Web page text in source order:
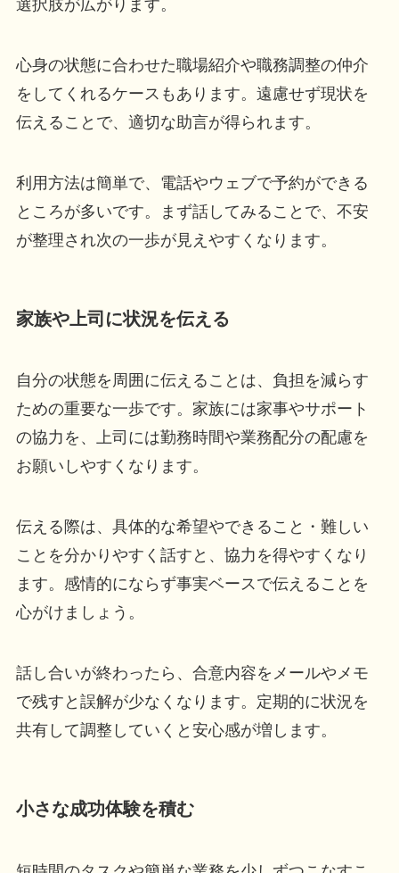
選択肢が広がります。
心身の状態に合わせた職場紹介や職務調整の仲介
をしてくれるケースもあります。遠慮せず現状を
伝えることで、適切な助言が得られます。
利用方法は簡単で、電話やウェブで予約ができる
ところが多いです。まず話してみることで、不安
が整理され次の一歩が見えやすくなります。
家族や上司に状況を伝える
自分の状態を周囲に伝えることは、負担を減らす
ための重要な一歩です。家族には家事やサポート
の協力を、上司には勤務時間や業務配分の配慮を
お願いしやすくなります。
伝える際は、具体的な希望やできること・難しい
ことを分かりやすく話すと、協力を得やすくなり
ます。感情的にならず事実ベースで伝えることを
心がけましょう。
話し合いが終わったら、合意内容をメールやメモ
で残すと誤解が少なくなります。定期的に状況を
共有して調整していくと安心感が増します。
小さな成功体験を積む